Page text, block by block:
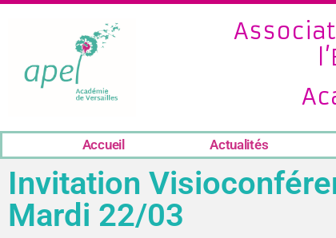
Accueil Actualités
Invitation
Mardi 22/03